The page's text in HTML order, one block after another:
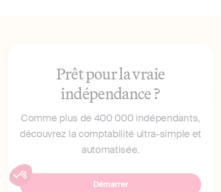
Prêt pour la vraie
indépendance ?
Comme plus de 400 000 indépendants,
découvrez la comptabilité ultra-simple et
automatisée.
Démarrer